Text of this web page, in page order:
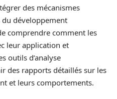
des mécanismes
du développement
comprendre comment les
leur application et
outils d’analyse
des rapports détaillés sur les
et leurs comportements.